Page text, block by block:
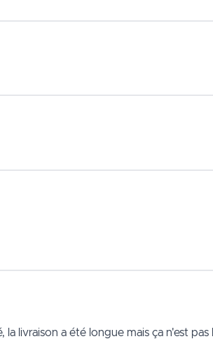
la livraison a été longue mais ça n'est